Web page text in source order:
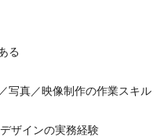
る
写真／映像制作の作業スキル
ザインの実務経験